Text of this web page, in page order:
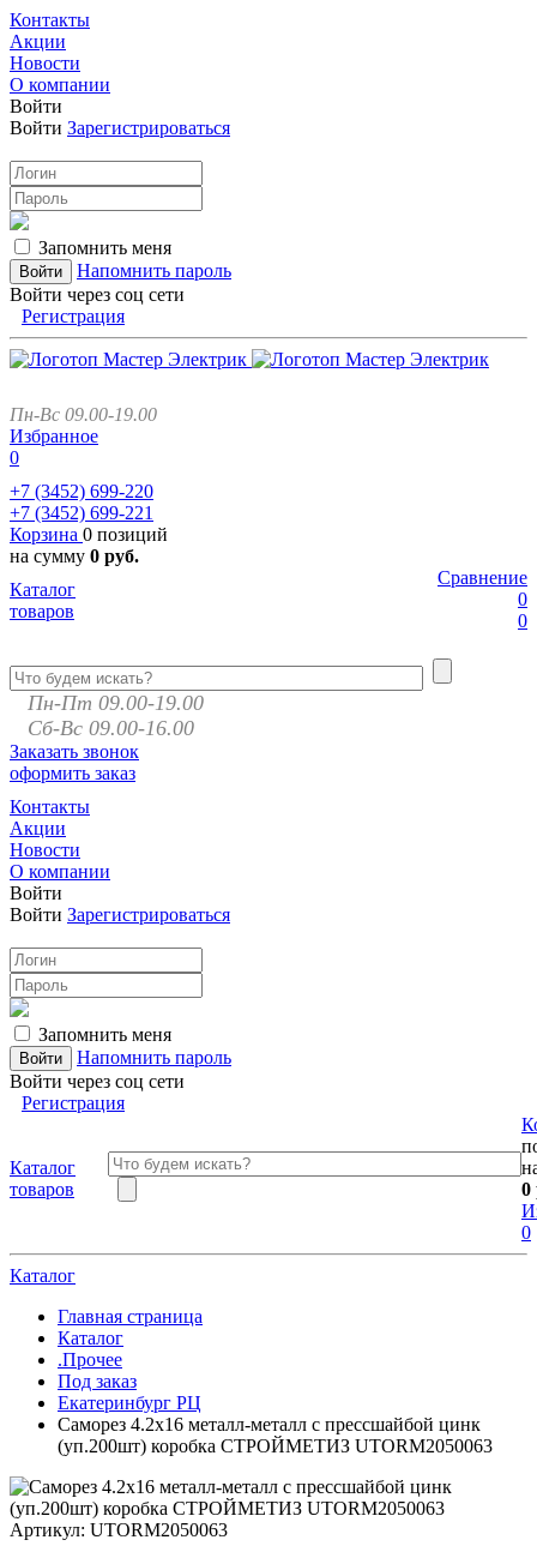
Контакты
Акции
Новости
О компании
Войти
Войти Зарегистрироваться
Запомнить меня
Напомнить пароль
Войти через соц сети
Регистрация
Пн-Вс 09.00-19.00
Избранное
0
+7 (3452) 699-220
+7 (3452) 699-221
Корзина 0 позиций
на сумму 0 руб.
Сравнение
0
0
Каталог
товаров
Пн-Пт 09.00-19.00
Сб-Вс 09.00-16.00
Заказать звонок
оформить заказ
Контакты
Акции
Новости
О компании
Войти
Войти Зарегистрироваться
Запомнить меня
Напомнить пароль
Войти через соц сети
Регистрация
Каталог
товаров
0
0
Каталог
Главная страница
Каталог
.Прочее
Под заказ
Екатеринбург РЦ
Саморез 4.2х16 металл-металл с прессшайбой цинк
(уп.200шт) коробка СТРОЙМЕТИЗ UTORM2050063
Артикул: UTORM2050063